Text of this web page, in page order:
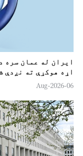
ایران له عمان سره
اړه هوکړې ته نږدې
06-Aug-2026